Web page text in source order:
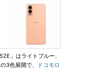
」はライトブルー、
3色展開で、
ドコモロ